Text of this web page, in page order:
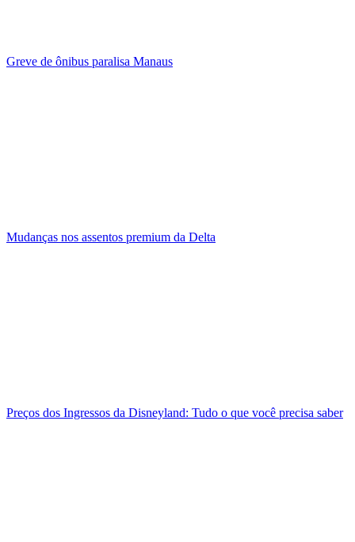
Greve de ônibus paralisa Manaus
Mudanças nos assentos premium da Delta
Preços dos Ingressos da Disneyland: Tudo o que você precisa saber